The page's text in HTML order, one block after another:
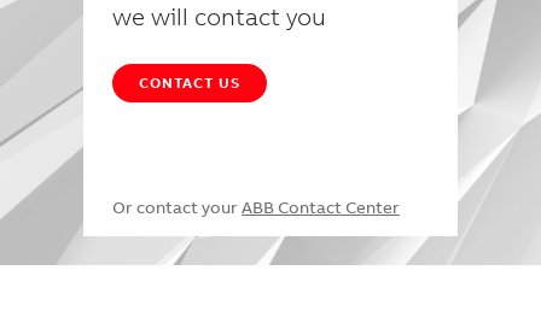
we will contact you
CONTACT US
Or contact your ABB Contact Center